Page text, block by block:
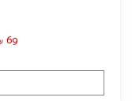
69